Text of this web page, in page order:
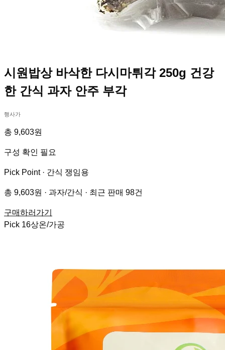
시원밥상 바삭한 다시마튀각 250g 건강
한 간식 과자 안주 부각
행사가
총 9,603원
구성 확인 필요
Pick Point · 간식 쟁임용
총 9,603원 · 과자/간식 · 최근 판매 98건
구매하러가기
Pick 16상온/가공